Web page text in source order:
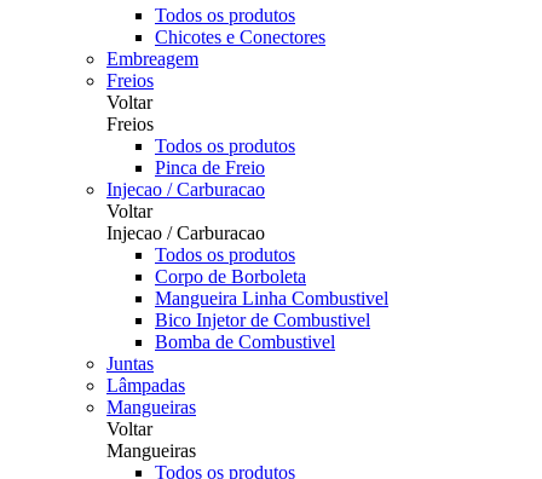
Todos os produtos
Chicotes e Conectores
Embreagem
Freios
Voltar
Freios
Todos os produtos
Pinca de Freio
Injecao / Carburacao
Voltar
Injecao / Carburacao
Todos os produtos
Corpo de Borboleta
Mangueira Linha Combustivel
Bico Injetor de Combustivel
Bomba de Combustivel
Juntas
Lâmpadas
Mangueiras
Voltar
Mangueiras
Todos os produtos